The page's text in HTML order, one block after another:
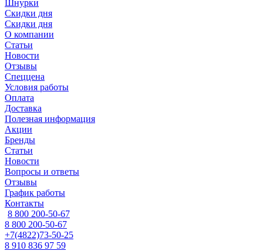
Шнурки
Скидки дня
Скидки дня
О компании
Статьи
Новости
Отзывы
Спеццена
Условия работы
Оплата
Доставка
Полезная информация
Акции
Бренды
Статьи
Новости
Вопросы и ответы
Отзывы
График работы
Контакты
8 800 200-50-67
8 800 200-50-67
+7(4822)73-50-25
8 910 836 97 59